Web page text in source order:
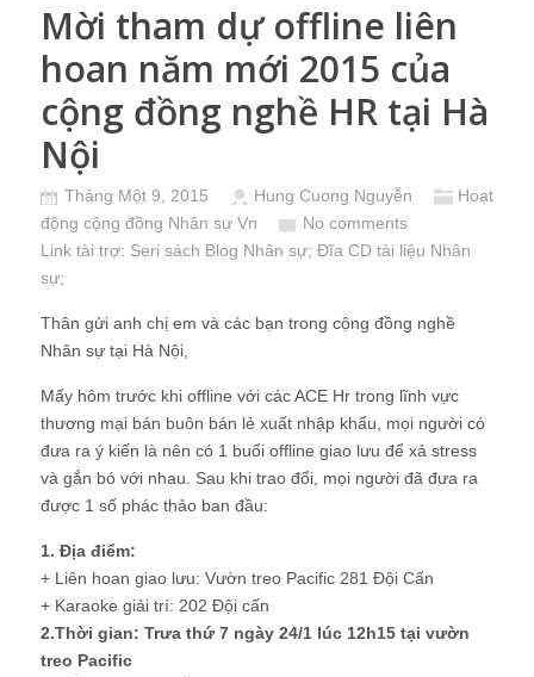
Mời tham dự offline liên
hoan năm mới 2015 của
cộng đồng nghề HR tại Hà
Nội
Tháng Một 9, 2015 Hung Cuong Nguyễn
Hoạt
động cộng đồng Nhân sự Vn
No comments
Link tài trợ: Seri sách Blog Nhân sự; Đĩa CD tài liệu Nhân
sự;
Thân gửi anh chị em và các bạn trong cộng đồng nghề
Nhân sự tại Hà Nội,
Mấy hôm trước khi offline với các ACE Hr trong lĩnh vực
thương mại bán buôn bán lẻ xuất nhập khẩu, mọi người có
đưa ra ý kiến là nên có 1 buổi offline giao lưu để xả stress
và gắn bó với nhau. Sau khi trao đổi, mọi người đã đưa ra
được 1 số phác thảo ban đầu:
1. Địa điểm:
+ Liên hoan giao lưu: Vườn treo Pacific 281 Đội Cấn
+ Karaoke giải trí: 202 Đội cấn
2.Thời gian: Trưa thứ 7 ngày 24/1 lúc 12h15 tại vườn
treo Pacific